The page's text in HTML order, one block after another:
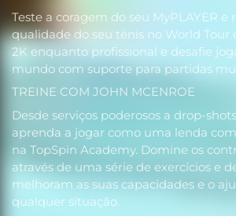
Teste a coragem do seu MyPLAYER e
qualidade do seu ténis no World Tour
2K enquanto profissional e desafie
mundo com suporte para partidas
TREINE COM JOHN MCENROE
Desde serviços poderosos a drop-
aprenda a jogar como uma lenda
na TopSpin Academy. Domine os
através de uma série de exercícios e
melhoram as suas capacidades e o
qualquer situação.